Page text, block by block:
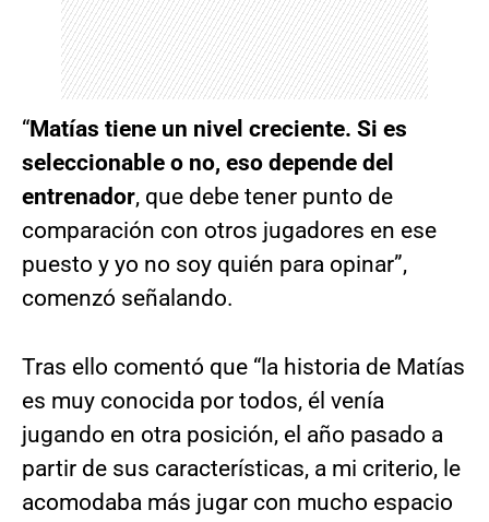
“Matías tiene un nivel creciente. Si es
seleccionable o no, eso depende del
entrenador, que debe tener punto de
comparación con otros jugadores en ese
puesto y yo no soy quién para opinar”,
comenzó señalando.
Tras ello comentó que “la historia de Matías
es muy conocida por todos, él venía
jugando en otra posición, el año pasado a
partir de sus características, a mi criterio, le
acomodaba más jugar con mucho espacio